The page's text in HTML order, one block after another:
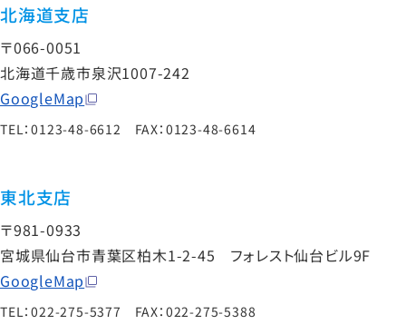
北海道支店
〒066-0051
北海道千歳市泉沢1007-242
GoogleMap
TEL：0123-48-6612 FAX：0123-48-6614
東北支店
〒981-0933
宮城県仙台市青葉区柏木1-2-45 フォレスト仙台ビル9F
GoogleMap
TEL：022-275-5377 FAX：022-275-5388